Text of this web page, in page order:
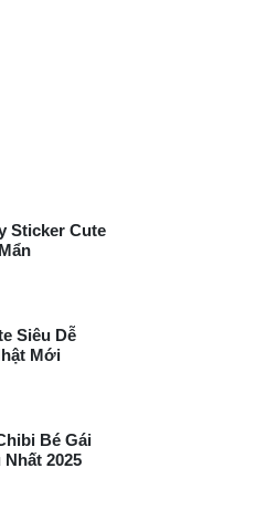
Sticker Cute
Siêu Dễ
Mới
Bé Gái
2025